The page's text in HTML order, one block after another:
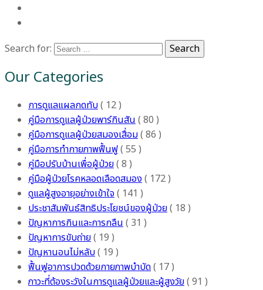
Search for: Search
Our Categories
การดูแลแผลกดทับ( 12 )
คู่มือการดูแลผู้ป่วยพาร์กินสัน( 80 )
คู่มือการดูแลผู้ป่วยสมองเสื่อม( 86 )
คู่มือการทำกายภาพฟื้นฟู( 55 )
คู่มือปรับบ้านเพื่อผู้ป่วย( 8 )
คู่มือผู้ป่วยโรคหลอดเลือดสมอง( 172 )
ดูแลผู้สูงอายุอย่างเข้าใจ( 141 )
ประชาสัมพันธ์สิทธิประโยชน์ของผู้ป่วย( 18 )
ปัญหาการกินและการกลืน( 31 )
ปัญหาการขับถ่าย( 19 )
ปัญหานอนไม่หลับ( 19 )
ฟื้นฟูอาการปวดด้วยกายภาพบำบัด( 17 )
ภาวะที่ต้องระวังในการดูแลผู้ป่วยและผู้สูงวัย( 91 )